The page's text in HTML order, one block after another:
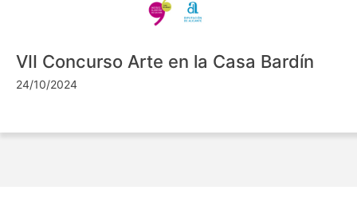
VII Concurso Arte en la Casa Bardín
24/10/2024